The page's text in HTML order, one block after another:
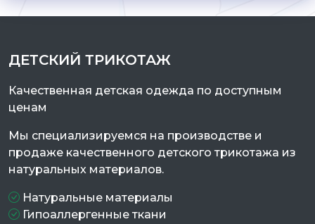
ДЕТСКИЙ ТРИКОТАЖ
Качественная детская одежда по доступным
ценам
Мы специализируемся на производстве и
продаже качественного детского трикотажа из
натуральных материалов.
Натуральные материалы
Гипоаллергенные ткани